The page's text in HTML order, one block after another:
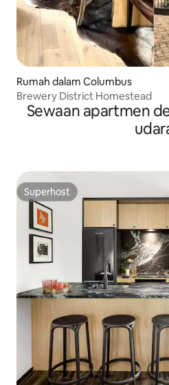
Rumah dalam Columbus
Brewery District Homestead
Sewaan apartmen
Superhost
Superhost